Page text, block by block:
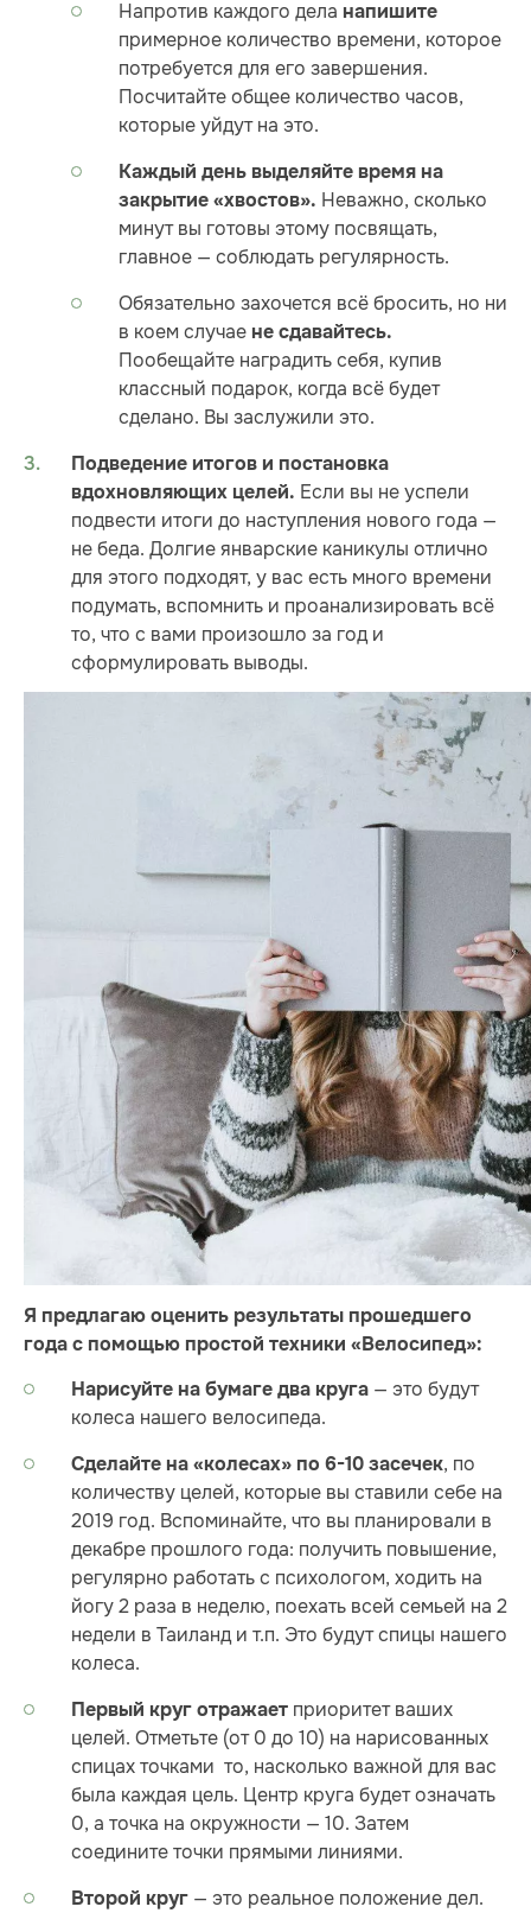
Напротив каждого дела напишите
примерное количество времени, которое
потребуется для его завершения.
Посчитайте общее количество часов,
которые уйдут на это.
Каждый день выделяйте время на
закрытие «хвостов». Неважно, сколько
минут вы готовы этому посвящать,
главное — соблюдать регулярность.
Обязательно захочется всё бросить, но ни
в коем случае не сдавайтесь.
Пообещайте наградить себя, купив
классный подарок, когда всё будет
сделано. Вы заслужили это.
Подведение итогов и постановка
вдохновляющих целей. Если вы не успели
подвести итоги до наступления нового года —
не беда. Долгие январские каникулы отлично
для этого подходят, у вас есть много времени
подумать, вспомнить и проанализировать всё
то, что с вами произошло за год и
сформулировать выводы.
Я предлагаю оценить результаты прошедшего
года с помощью простой техники «Велосипед»:
Нарисуйте на бумаге два круга — это будут
колеса нашего велосипеда.
Сделайте на «колесах» по 6-10 засечек, по
количеству целей, которые вы ставили себе на
2019 год. Вспоминайте, что вы планировали в
декабре прошлого года: получить повышение,
регулярно работать с психологом, ходить на
йогу 2 раза в неделю, поехать всей семьей на 2
недели в Таиланд и т.п. Это будут спицы нашего
колеса.
Первый круг отражает приоритет ваших
целей. Отметьте (от 0 до 10) на нарисованных
спицах точками то, насколько важной для вас
была каждая цель. Центр круга будет означать
0, а точка на окружности — 10. Затем
соедините точки прямыми линиями.
Второй круг — это реальное положение дел.